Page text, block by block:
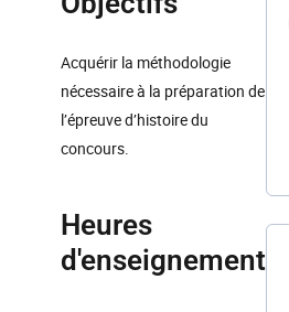
Acquérir la méthodologie
nécessaire à la préparation de
l’épreuve d’histoire du
concours.
Heures
d'enseignement